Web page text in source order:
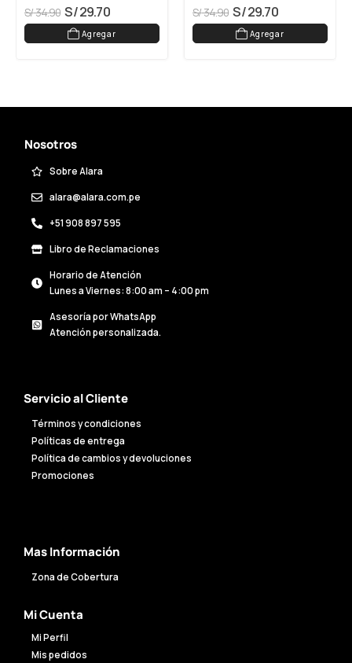
out of 5
S/34.90 S/29.70
Agregar
out of 5
S/34.90 S/29.70
Agregar
Nosotros
Sobre Alara
alara@alara.com.pe
+51 908 897 595
Libro de Reclamaciones
Horario de Atención
Lunes a Viernes: 8:00 am – 4:00 pm
Asesoría por WhatsApp
Atención personalizada.
Servicio al Cliente
Términos y condiciones
Políticas de entrega
Política de cambios y devoluciones
Promociones
Mas Información
Zona de Cobertura
Mi Cuenta
Mi Perfil
Mis pedidos